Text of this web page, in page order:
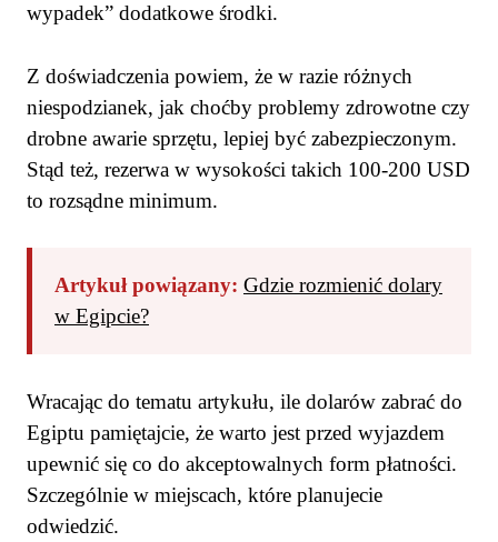
wypadek” dodatkowe środki.
Z doświadczenia powiem, że w razie różnych
niespodzianek, jak choćby problemy zdrowotne czy
drobne awarie sprzętu, lepiej być zabezpieczonym.
Stąd też, rezerwa w wysokości takich 100-200 USD
to rozsądne minimum.
Artykuł powiązany: Gdzie rozmienić dolary
w Egipcie?
Wracając do tematu artykułu, ile dolarów zabrać do
Egiptu pamiętajcie, że warto jest przed wyjazdem
upewnić się co do akceptowalnych form płatności.
Szczególnie w miejscach, które planujecie
odwiedzić.